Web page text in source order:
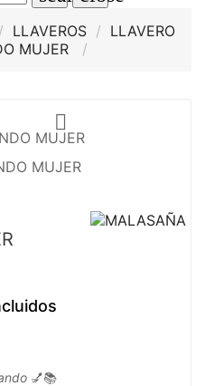
LLAVEROS
LLAVERO
MUJER

💅📚